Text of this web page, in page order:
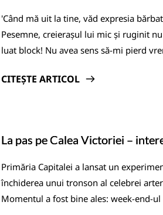
'Când mă uit la tine, văd expresia
Pesemne, creierașul lui mic și ruginit
luat block! Nu avea sens să-mi pierd
CITEȘTE ARTICOL
La pas pe Calea Victoriei –
Primăria Capitalei a lansat un
închiderea unui tronson al celebrei
Momentul a fost bine ales: week-end-